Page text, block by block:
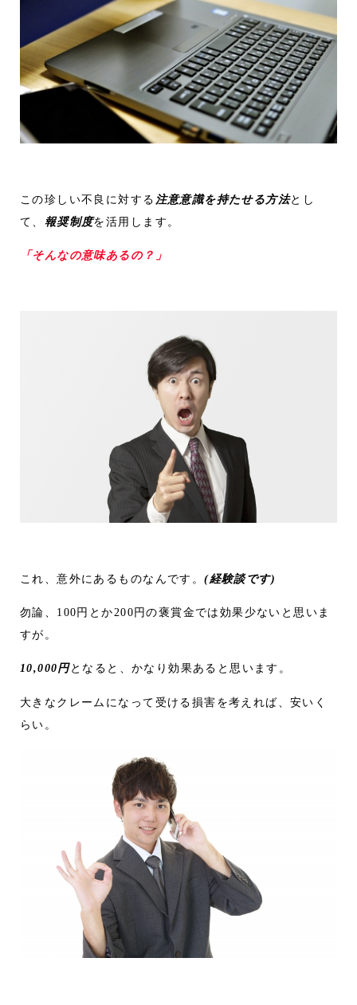
この珍しい不良に対する 注意意識を持たせる方法とし
て、 報奨制度を活用します。
「そんなの意味あるの？」
これ、意外にあるものなんです。(経験談です)
勿論、100円とか200円の褒賞金では効果少ないと思いま
すが。
10,000円となると、かなり効果あると思います。
大きなクレームになって受ける損害を考えれば、安いく
らい。